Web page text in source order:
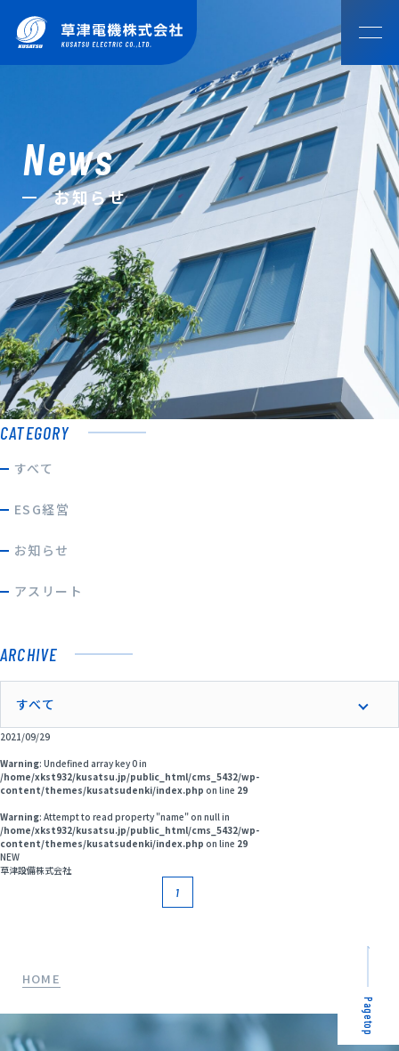
Pagetop
COMPAN
Y
会社案内
View top
ご挨拶
会社概要・
アクセス
会社沿革
ESG・
SDGsへの
取組み
草津電機グ
ループ
アスリート
NEWS
お知らせ
OUR SOLUTION
草津電機のものづくり
MOTOR CUSTOMIZE
モータカスタマイズ
DISCOVERY
こんなところで草津電機
COMPANY
会社案内
RECRUIT
お問い合わせ一覧
当社に関するお問い合わせ
プライバシーポリシー
サイトマップ
News
お知らせ
CATEGORY
すべて
ESG経営
お知らせ
アスリート
ARCHIVE
すべて
2021/09/29
Warning: Undefined array key 0 in
/home/xkst932/kusatsu.jp/public_html/cms_5432/wp-
content/themes/kusatsudenki/index.php on line 29
Warning: Attempt to read property "name" on null in
/home/xkst932/kusatsu.jp/public_html/cms_5432/wp-
content/themes/kusatsudenki/index.php on line 29
NEW
草津設備株式会社
1
HOME